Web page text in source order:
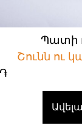
Պատի
Շունն ու
֏